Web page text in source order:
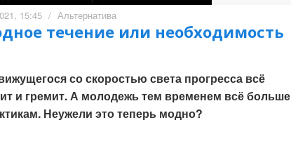
15:45 / Альтернатива
течение или необходимость
со скоростью света прогресса всё
и гремит. А молодежь тем временем всё больше
Неужели это теперь модно?